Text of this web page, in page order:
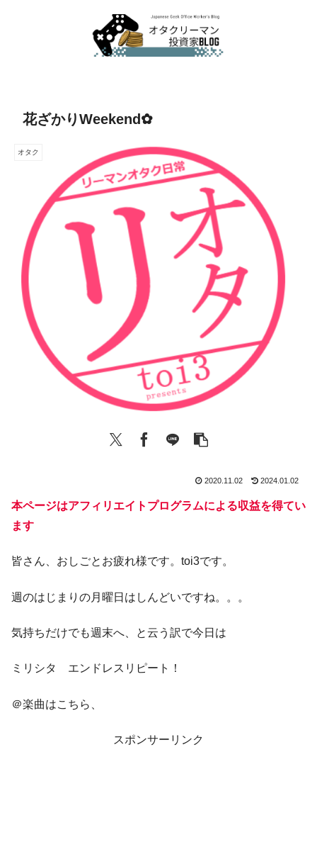
花ざかりWeekend✿
オタク
2020.11.02 2024.01.02
本ページはアフィリエイトプログラムによる収益を得てい
ます
皆さん、おしごとお疲れ様です。toi3です。
週のはじまりの月曜日はしんどいですね。。。
気持ちだけでも週末へ、と云う訳で今日は
ミリシタ エンドレスリピート！
＠楽曲はこちら、
スポンサーリンク